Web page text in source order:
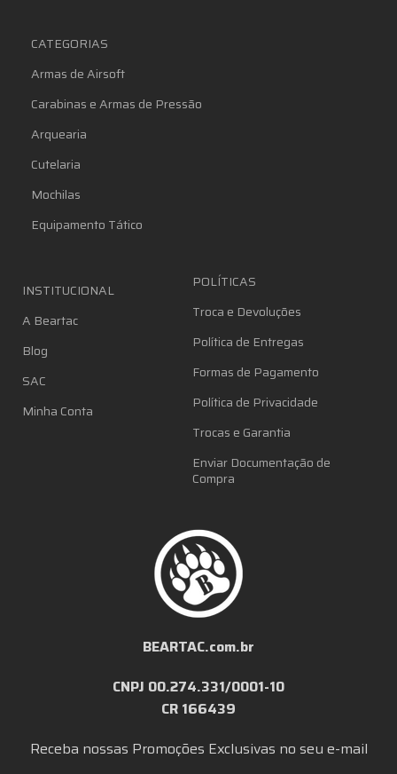
CATEGORIAS
Armas de Airsoft
Carabinas e Armas de Pressão
Arquearia
Cutelaria
Mochilas
Equipamento Tático
INSTITUCIONAL
A Beartac
Blog
SAC
Minha Conta
POLÍTICAS
Troca e Devoluções
Política de Entregas
Formas de Pagamento
Política de Privacidade
Trocas e Garantia
Enviar Documentação de
Compra
BEARTAC.com.br
CNPJ 00.274.331/0001-10
CR 166439
Receba nossas Promoções Exclusivas no seu e-mail